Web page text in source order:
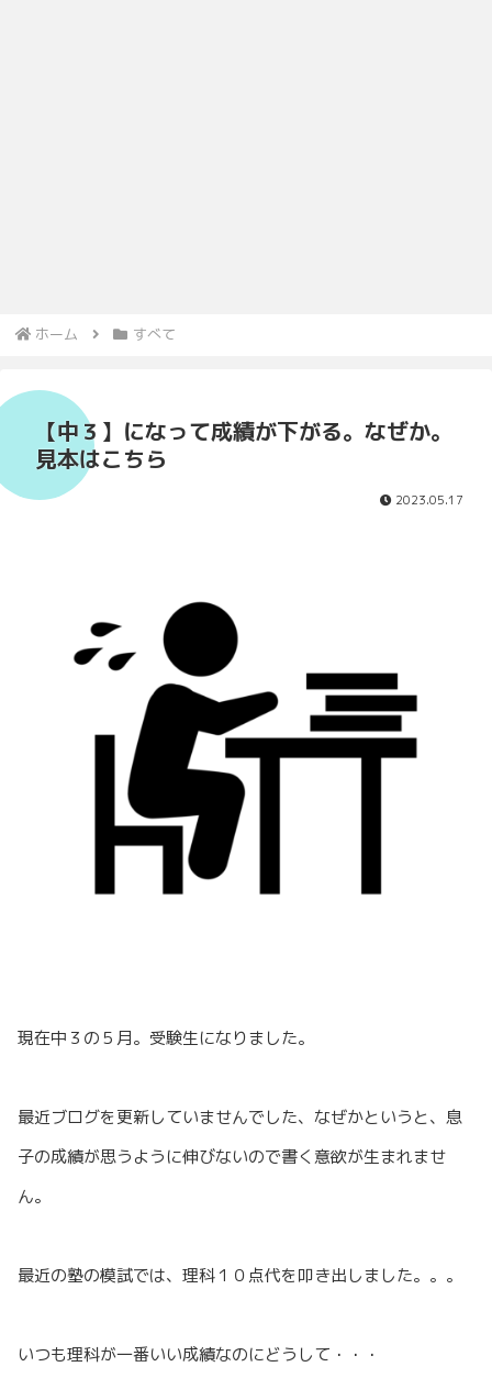
ホーム すべて
【中３】になって成績が下がる。なぜか。
見本はこちら
2023.05.17
現在中３の５月。受験生になりました。
最近ブログを更新していませんでした、なぜかというと、息
子の成績が思うように伸びないので書く意欲が生まれませ
ん。
最近の塾の模試では、理科１０点代を叩き出しました。。。
いつも理科が一番いい成績なのにどうして・・・